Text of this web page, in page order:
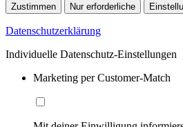
Zustimmen Nur erforderliche
Datenschutzerklärung
Individuelle Datenschutz-Einstellungen
Marketing per Customer-Match